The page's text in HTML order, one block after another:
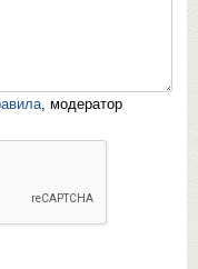
, модератор